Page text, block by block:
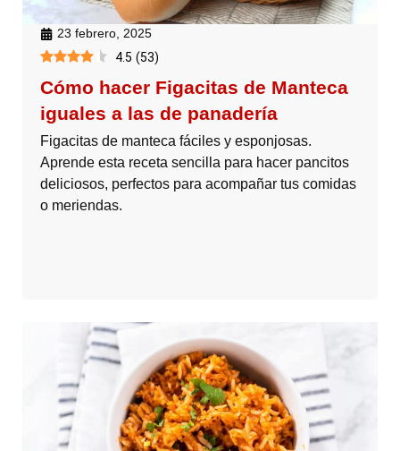
23 febrero, 2025
4.5 (53)
Cómo hacer Figacitas de Manteca
iguales a las de panadería
Figacitas de manteca fáciles y esponjosas.
Aprende esta receta sencilla para hacer pancitos
deliciosos, perfectos para acompañar tus comidas
o meriendas.